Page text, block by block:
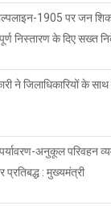
1905 पर जन
निस्तारण के दिए सख्त
ने जिलाधिकारियों के
अनुकूल परिवहन
प्रतिबद्ध : मुख्यमंत्री